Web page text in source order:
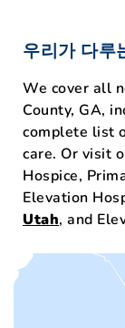
우리가 다루
We cover all
County, GA,
complete list
care. Or visit
Hospice,
Elevation
Utah, and